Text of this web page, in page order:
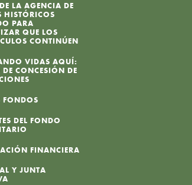
LA AGENCIA DE
HISTÓRICOS
PARA
QUE LOS
CONTINÚEN
VIDAS AQUÍ:
CONCESIÓN DE
FONDOS
DEL FONDO
FINANCIERA
Y JUNTA